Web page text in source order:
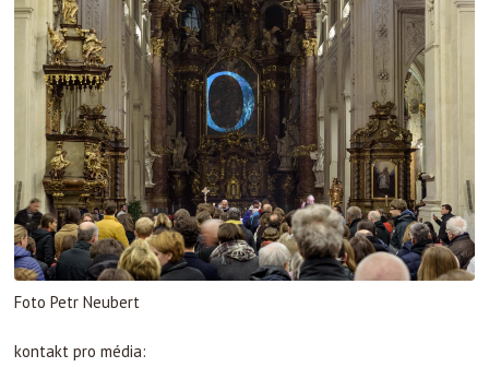
Foto Petr Neubert
kontakt pro média: